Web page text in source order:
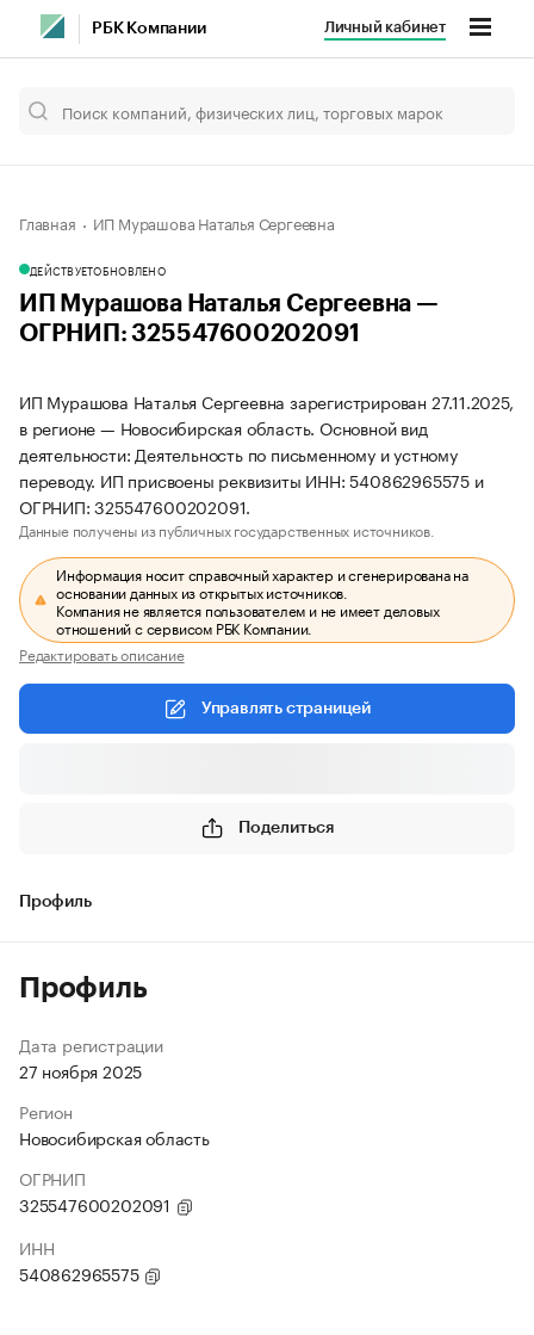
РБК Компании Личный кабинет
Главная ИП Мурашова Наталья Сергеевна
ДЕЙСТВУЕТОБНОВЛЕНО
ИП Мурашова Наталья Сергеевна —
ОГРНИП: 325547600202091
ИП Мурашова Наталья Сергеевна зарегистрирован 27.11.2025,
в регионе — Новосибирская область. Основной вид
деятельности: Деятельность по письменному и устному
переводу. ИП присвоены реквизиты ИНН: 540862965575 и
ОГРНИП: 325547600202091.
Данные получены из публичных государственных источников.
Информация носит справочный характер и сгенерирована на
основании данных из открытых источников.
Компания не является пользователем и не имеет деловых
отношений с сервисом РБК Компании.
Редактировать описание
Управлять страницей
Поделиться
Профиль
Профиль
Дата регистрации
27 ноября 2025
Регион
Новосибирская область
ОГРНИП
325547600202091
ИНН
540862965575